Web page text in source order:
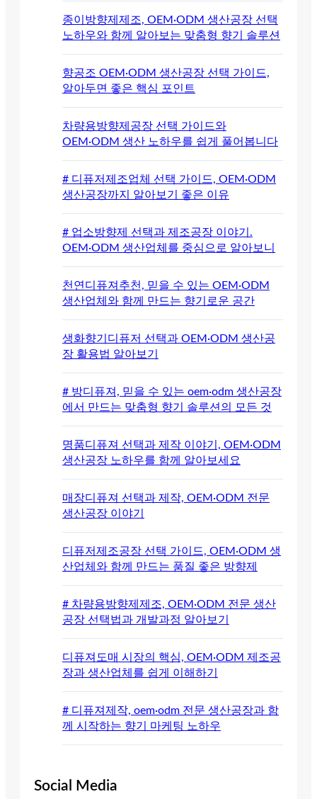
종이방향제제조, OEM·ODM 생산공장 선택
노하우와 함께 알아보는 맞춤형 향기 솔루션
향공조 OEM·ODM 생산공장 선택 가이드,
알아두면 좋은 핵심 포인트
차량용방향제공장 선택 가이드와
OEM·ODM 생산 노하우를 쉽게 풀어봅니다
# 디퓨저제조업체 선택 가이드, OEM·ODM
생산공장까지 알아보기 좋은 이유
# 업소방향제 선택과 제조공장 이야기.
OEM·ODM 생산업체를 중심으로 알아보니
천연디퓨져추천, 믿을 수 있는 OEM·ODM
생산업체와 함께 만드는 향기로운 공간
생화향기디퓨저 선택과 OEM·ODM 생산공
장 활용법 알아보기
# 방디퓨져, 믿을 수 있는 oem·odm 생산공장
에서 만드는 맞춤형 향기 솔루션의 모든 것
명품디퓨져 선택과 제작 이야기, OEM·ODM
생산공장 노하우를 함께 알아보세요
매장디퓨져 선택과 제작, OEM·ODM 전문
생산공장 이야기
디퓨저제조공장 선택 가이드, OEM·ODM 생
산업체와 함께 만드는 품질 좋은 방향제
# 차량용방향제제조, OEM·ODM 전문 생산
공장 선택법과 개발과정 알아보기
디퓨져도매 시장의 핵심, OEM·ODM 제조공
장과 생산업체를 쉽게 이해하기
# 디퓨져제작, oem·odm 전문 생산공장과 함
께 시작하는 향기 마케팅 노하우
Social Media